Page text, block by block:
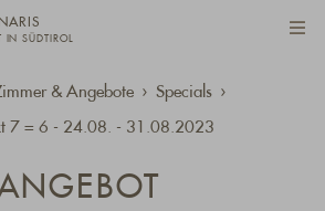
IN SÜDTIROL
& Angebote Specials
7 = 6 - 24.08. - 31.08.2023